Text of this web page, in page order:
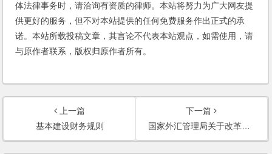
体法律事务时，请洽询有资质的律师。本站将努力为广大网友提
供更好的服务，但不对本站提供的任何免费服务作出正式的承
诺。本站所载投稿文章，其言论不代表本站观点，如需使用，请
与原作者联系，版权归原作者所有。
上一篇
基本建设财务规则
下一篇
国家外汇管理局关于改革和规范资本项目结汇管理政策的通知